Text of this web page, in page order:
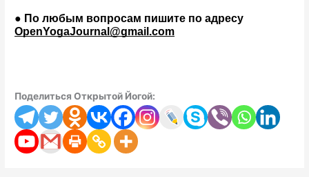
OpenYogaJournal@gmail.com
Поделиться Открытой Йогой: